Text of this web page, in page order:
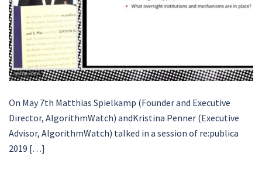
On May 7th Matthias Spielkamp (Founder and Executive
Director, AlgorithmWatch) andKristina Penner (Executive
Advisor, AlgorithmWatch) talked in a session of re:publica
2019 […]